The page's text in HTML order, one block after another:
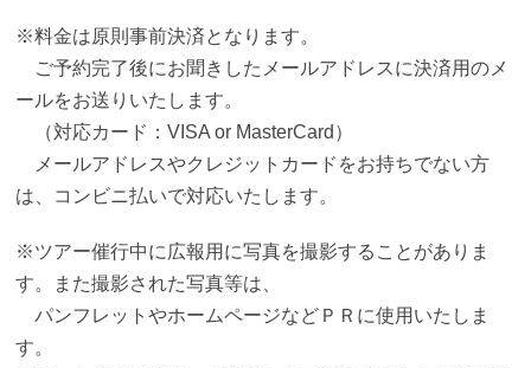
※料金は原則事前決済となります。
ご予約完了後にお聞きしたメールアドレスに決済用のメ
ールをお送りいたします。
（対応カード：VISA or MasterCard）
メールアドレスやクレジットカードをお持ちでない方
は、コンビニ払いで対応いたします。
※ツアー催行中に広報用に写真を撮影することがありま
す。また撮影された写真等は、
パンフレットやホームページなどＰＲに使用いたしま
す。